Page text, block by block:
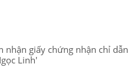
nhận giấy chứng nhận chỉ dẫn
Linh'